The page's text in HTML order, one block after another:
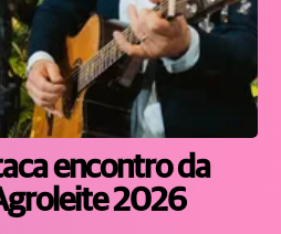
encontro da
2026